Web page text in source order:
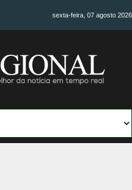
sexta-feira, 07 agosto 2026